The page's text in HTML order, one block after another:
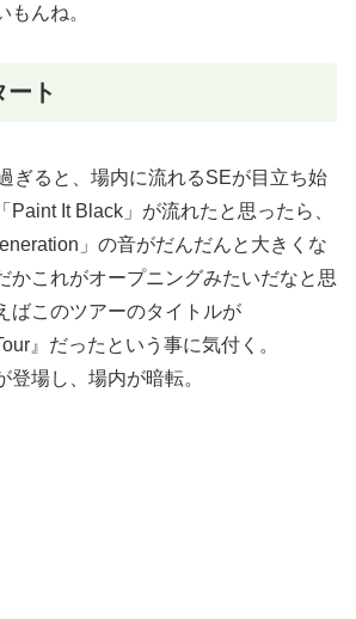
もんね。
ート
ぎると、場内に流れるSEが目立ち始
Paint It Black」が流れたと思ったら、
」の音がだんだんと大きくな
かこれがオープニングみたいだなと思
ばこのツアーのタイトルが
』だったという事に気付く。
登場し、場内が暗転。